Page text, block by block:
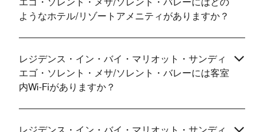
ようなホテル/リゾートアメニティがありますか？
レジデンス・イン・バイ・マリオット・サンディ
エゴ・ソレント・メサ/ソレント・バレーには客室
内Wi-Fiがありますか？